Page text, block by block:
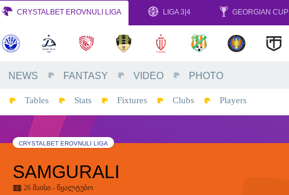
CRYSTALBET EROVNULI LIGA LIGA 3|4 GEORGIAN CUP
NEWS FANTASY VIDEO PHOTO
Tables Stats Fixtures Clubs Players
CRYSTALBET EROVNULI LIGA
SAMGURALI
26 მაისი - წყალტუბო